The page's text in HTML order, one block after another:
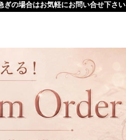
ぎの場合はお気軽にお問い合せ下さい